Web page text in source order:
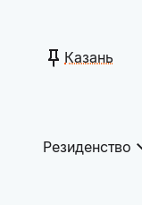
Казань
Резиденство